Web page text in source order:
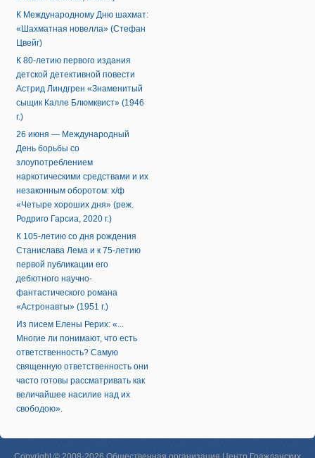
К Международному Дню шахмат:
«Шахматная новелла» (Стефан
Цвейг)
К 80-летию первого издания
детской детективной повести
Астрид Линдгрен «Знаменитый
сыщик Калле Блюмквист» (1946
г.)
26 июня — Международный
День борьбы со
злоупотреблением
наркотическими средствами и их
незаконным оборотом: х/ф
«Четыре хороших дня» (реж.
Родриго Гарсиа, 2020 г.)
К 105-летию со дня рождения
Станислава Лема и к 75-летию
первой публикации его
дебютного научно-
фантастического романа
«Астронавты» (1951 г.)
Из писем Елены Рерих: «...
Многие ли понимают, что есть
ответственность? Самую
священную ответственность они
часто готовы рассматривать как
величайшее насилие над их
свободою».